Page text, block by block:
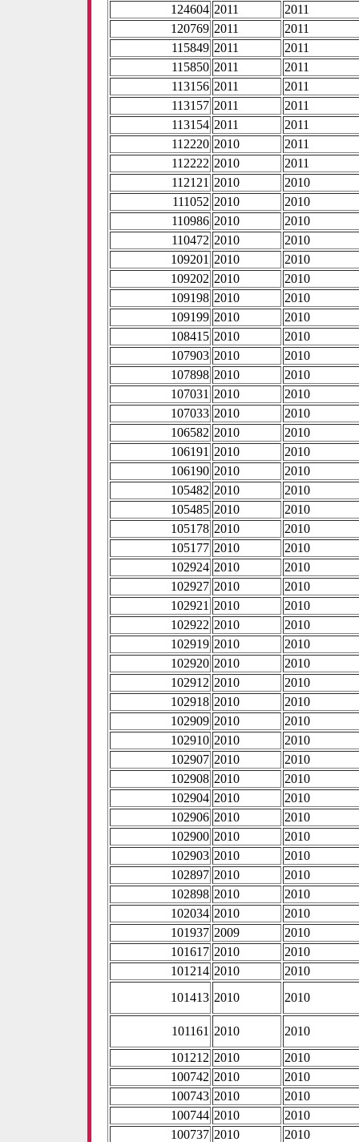
124604 2011
2011
120769 2011
2011
115849 2011
2011
115850 2011
2011
113156 2011
2011
113157 2011
2011
113154 2011
2011
112220 2010
2011
112222 2010
2011
112121 2010
2010
111052 2010
2010
110986 2010
2010
110472 2010
2010
109201 2010
2010
109202 2010
2010
109198 2010
2010
109199 2010
2010
108415 2010
2010
107903 2010
2010
107898 2010
2010
107031 2010
2010
107033 2010
2010
106582 2010
2010
106191 2010
2010
106190 2010
2010
105482 2010
2010
105485 2010
2010
105178 2010
2010
105177 2010
2010
102924 2010
2010
102927 2010
2010
102921 2010
2010
102922 2010
2010
102919 2010
2010
102920 2010
2010
102912 2010
2010
102918 2010
2010
102909 2010
2010
102910 2010
2010
102907 2010
2010
102908 2010
2010
102904 2010
2010
102906 2010
2010
102900 2010
2010
102903 2010
2010
102897 2010
2010
102898 2010
2010
102034 2010
2010
101937 2009
2010
101617 2010
2010
101214 2010
2010
101413 2010 2010
101161 2010
2010
101212 2010
2010
100742 2010
2010
100743 2010
2010
100744 2010
2010
100737 2010
2010